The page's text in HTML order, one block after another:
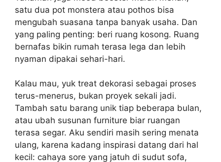
satu dua pot monstera atau pothos bisa
mengubah suasana tanpa banyak usaha. Dan
yang paling penting: beri ruang kosong. Ruang
bernafas bikin rumah terasa lega dan lebih
nyaman dipakai sehari-hari.
Kalau mau, yuk treat dekorasi sebagai proses
terus-menerus, bukan proyek sekali jadi.
Tambah satu barang unik tiap beberapa bulan,
atau ubah susunan furniture biar ruangan
terasa segar. Aku sendiri masih sering menata
ulang, karena kadang inspirasi datang dari hal
kecil: cahaya sore yang jatuh di sudut sofa,